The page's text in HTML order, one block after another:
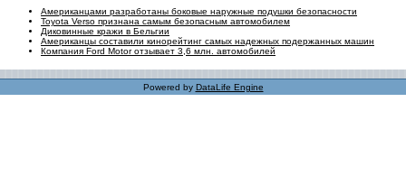
Американцами разработаны боковые наружные подушки безопасности
Toyota Verso признана самым безопасным автомобилем
Диковинные кражи в Бельгии
Американцы составили кинорейтинг самых надежных подержанных машин
Компания Ford Motor отзывает 3,6 млн. автомобилей
Powered by DataLife Engine